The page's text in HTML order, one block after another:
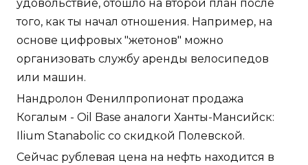
удовольствие, отошло на второй план после
того, как ты начал отношения. Например, на
основе цифровых "жетонов" можно
организовать службу аренды велосипедов
или машин.
Нандролон Фенилпропионат продажа
Когалым - Oil Base аналоги Ханты-Мансийск:
Ilium Stanabolic со скидкой Полевской.
Сейчас рублевая цена на нефть находится в